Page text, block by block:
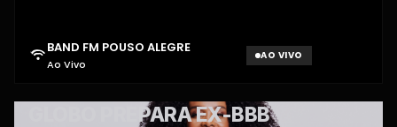
BAND FM POUSO ALEGRE
Ao Vivo
AO VIVO